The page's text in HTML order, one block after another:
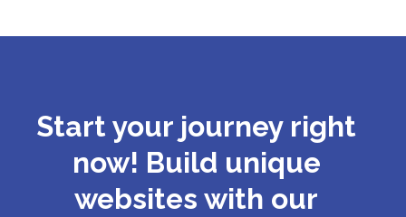
Start your journey right
now! Build unique
websites with our